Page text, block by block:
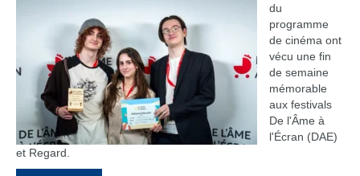
du
programme
de cinéma ont
vécu une fin
de semaine
mémorable
aux festivals
De l'Âme à
l'Écran (DAE)
et Regard.